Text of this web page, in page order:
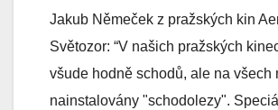
Jakub Němeček z pražských kin
Světozor: “V našich pražských
všude hodně schodů, ale na všech
nainstalovány "schodolezy".